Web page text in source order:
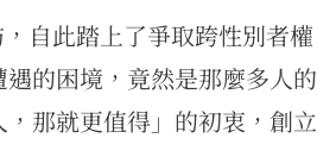
自此踏上了爭取跨性別者權
的困境，竟然是那麼多人的
那就更值得」的初衷，創立